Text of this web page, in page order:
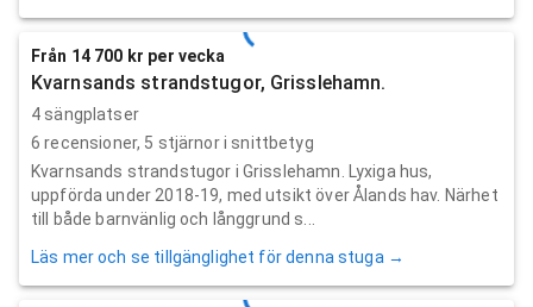
Från 14 700 kr per vecka
Kvarnsands strandstugor, Grisslehamn.
4 sängplatser
6 recensioner, 5 stjärnor i snittbetyg
Kvarnsands strandstugor i Grisslehamn. Lyxiga hus,
uppförda under 2018-19, med utsikt över Ålands hav. Närhet
till både barnvänlig och långgrund s...
Läs mer och se tillgänglighet för denna stuga →